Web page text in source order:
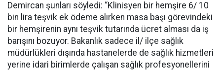
Demircan şunları söyledi: “Klinisyen bir hemşire 6/ 10
bin lira teşvik ek ödeme alırken masa başı görevindeki
bir hemşirenin aynı teşvik tutarında ücret alması da iş
barışını bozuyor. Bakanlık sadece il/ ilçe sağlık
müdürlükleri dışında hastanelerde de sağlık hizmetleri
yerine idari birimlerde çalışan sağlık profesyonellerini